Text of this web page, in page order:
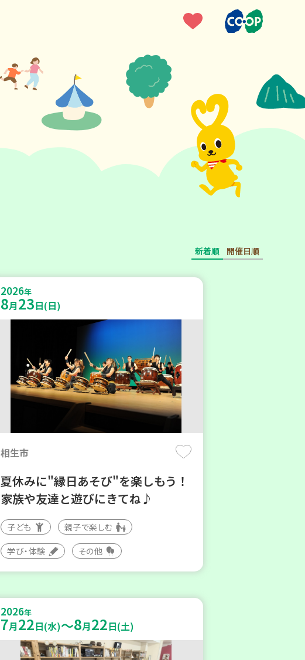
新着順 開催日順
2026年
8月23日(日)
相生市
夏休みに"縁日あそび"を楽しもう！
家族や友達と遊びにきてね♪
子ども 親子で楽しむ
学び・体験 その他
2026年
7月22日(水)～8月22日(土)